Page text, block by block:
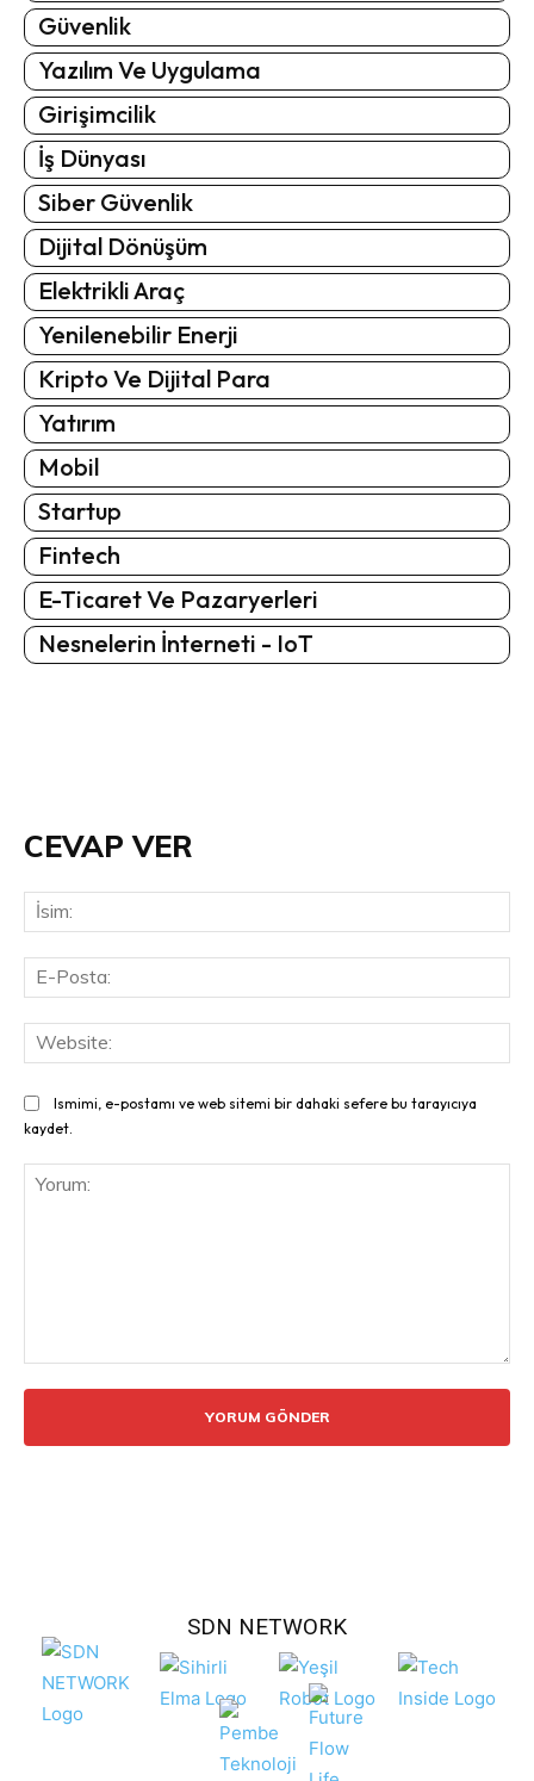
Güvenlik
Yazılım Ve Uygulama
Girişimcilik
İş Dünyası
Siber Güvenlik
Dijital Dönüşüm
Elektrikli Araç
Yenilenebilir Enerji
Kripto Ve Dijital Para
Yatırım
Mobil
Startup
Fintech
E-Ticaret Ve Pazaryerleri
Nesnelerin İnterneti - IoT
CEVAP VER
Ismimi, e-postamı ve web sitemi bir dahaki sefere bu tarayıcıya
kaydet.
SDN NETWORK